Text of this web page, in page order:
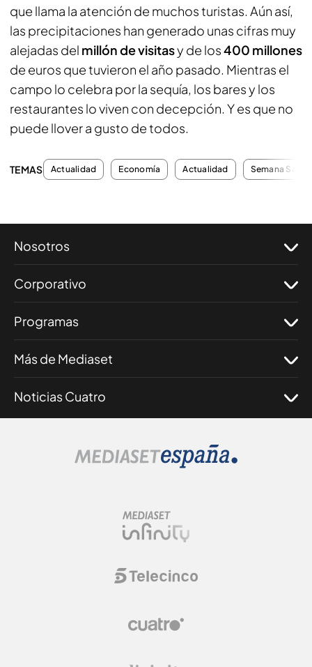
que llama la atención de muchos turistas. Aún así,
las precipitaciones han generado unas cifras muy
alejadas del millón de visitasy de los400 millones
de euros que tuvieron el año pasado. Mientras el
campo lo celebra por la sequía, los bares y los
restaurantes lo viven con decepción. Y es que no
puede llover a gusto de todos.
TEMAS Actualidad Economía Actualidad Semana Santa
Nosotros
Corporativo
Programas
Más de Mediaset
Noticias Cuatro